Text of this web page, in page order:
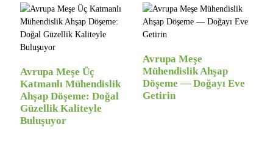
Avrupa Meşe Üç
Katmanlı Mühendislik
Ahşap Döşeme: Doğal
Güzellik Kaliteyle
Buluşuyor
Avrupa Meşe
Mühendislik Ahşap
Döşeme — Doğayı Eve
Getirin